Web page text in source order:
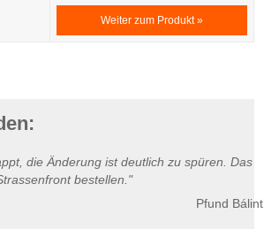
Weiter zum Produkt »
die Änderung ist deutlich zu spüren. Das
bestellen."
Pfund Bálint